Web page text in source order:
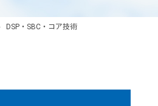
DSP・SBC・コア技術